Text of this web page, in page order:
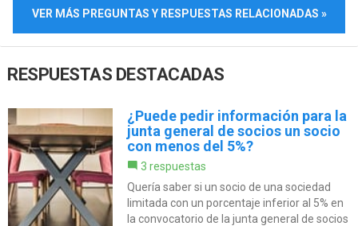
VER MÁS PREGUNTAS Y RESPUESTAS RELACIONADAS »
RESPUESTAS DESTACADAS
¿Puede pedir información para la
junta general de socios un socio
con menos del 5%?
3 respuestas
Quería saber si un socio de una sociedad
limitada con un porcentaje inferior al 5% en
la convocatorio de la junta general de socios